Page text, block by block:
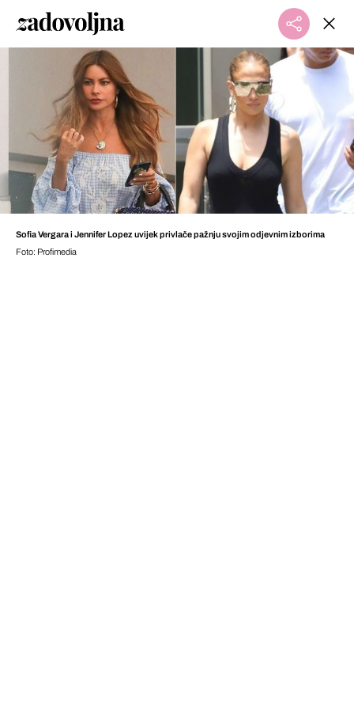
Sofia Vergara i Jennifer Lopez uvijek privlače pažnju svojim odjevnim izborima
Foto: Profimedia